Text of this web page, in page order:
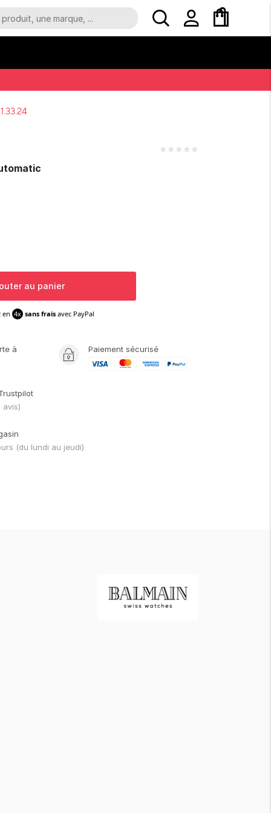
★ ★ ★ ★ ★
au panier
en 4x sans frais avec PayPal
à Paiement sécurisé
avis)
(du lundi au jeudi)